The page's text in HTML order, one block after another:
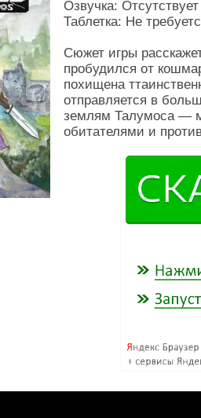
Озвучка: Отсутствует
Таблетка: Не
Сюжет игры
пробудился от
похищена
отправляется в
землям Талумоса —
обитателями и